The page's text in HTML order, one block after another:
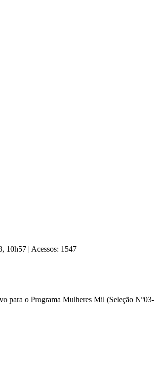
10h57 | Acessos: 1547
para o Programa Mulheres Mil (Seleção Nº03-